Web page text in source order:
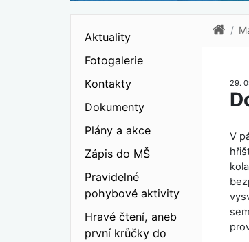
Aktuality
Fotogalerie
Kontakty
Dokumenty
Plány a akce
Zápis do MŠ
Pravidelné
pohybové aktivity
Hravé čtení, aneb
první krůčky do
29.
V